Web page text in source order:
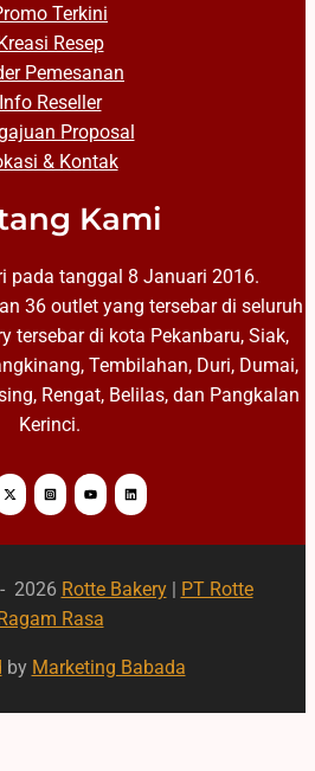
Terkini
Resep
Pemesanan
Info Reseller
Proposal
& Kontak
Kami
pada tanggal 8 Januari 2016.
36 outlet yang tersebar di seluruh
tersebar di kota Pekanbaru, Siak,
Tembilahan, Duri, Dumai,
Rengat, Belilas, dan Pangkalan
Kerinci.
2026 Rotte Bakery| PT Rotte
Rasa
by Marketing Babada